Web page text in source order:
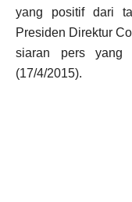
yang positif dari
Presiden Direktur
siaran pers yang
(17/4/2015).